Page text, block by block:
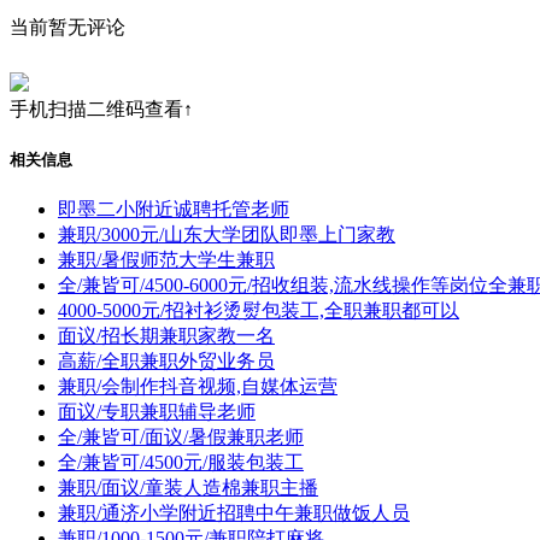
当前暂无评论
手机扫描二维码查看↑
相关信息
即墨二小附近诚聘托管老师
兼职/3000元/山东大学团队即墨上门家教
兼职/暑假师范大学生兼职
全/兼皆可/4500-6000元/招收组装,流水线操作等岗位全兼
4000-5000元/招衬衫烫熨包装工,全职兼职都可以
面议/招长期兼职家教一名
高薪/全职兼职外贸业务员
兼职/会制作抖音视频,自媒体运营
面议/专职兼职辅导老师
全/兼皆可/面议/暑假兼职老师
全/兼皆可/4500元/服装包装工
兼职/面议/童装人造棉兼职主播
兼职/通济小学附近招聘中午兼职做饭人员